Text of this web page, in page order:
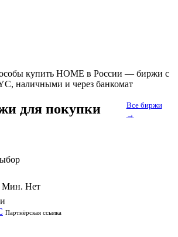
купить HOME в России — биржи с
наличными и через банкомат
для покупки
Все биржи
→
Мин. Нет
Партнёрская ссылка